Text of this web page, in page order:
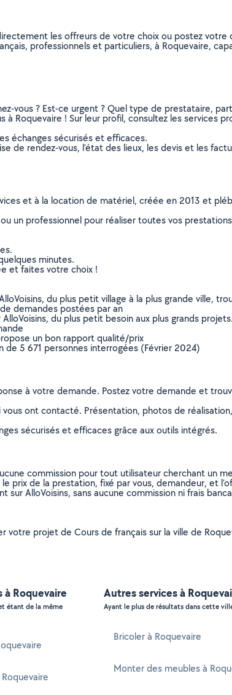
les offreurs de votre choix ou postez
professionnels et particuliers, à Roquevaire,
vous ? Est-ce urgent ? Quel type de prestataire,
Roquevaire ! Sur leur profil, consultez les services
échanges sécurisés et efficaces.
de rendez-vous, l’état des lieux, les devis et les
et à la location de matériel, créée en 2013 et
un professionnel pour réaliser toutes vos
minutes.
et faites votre choix !
du plus petit village à la plus grande ville,
demandes postées par an
du plus petit besoin aux plus grands projets.
un bon rapport qualité/prix
de 5 671 personnes interrogées (Février 2024)
à votre demande. Postez votre demande et
ont contacté. Présentation, photos de
sécurisés et efficaces grâce aux outils intégrés.
commission pour tout utilisateur cherchant un
prix de la prestation, fixé par vous, demandeur, et
AlloVoisins, sans aucune commission ni frais
votre projet de Cours de français sur la ville de
à Roquevaire
étant de la même
Autres services à
Ayant le plus de résultats dans cette
Bricoler à Roquevaire
Monter des meubles à